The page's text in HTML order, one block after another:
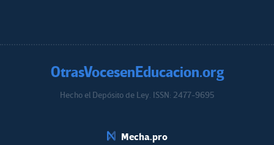
OtrasVocesenEducacion.org
Hecho el Depósito de Ley. ISSN: 2477-9695
Mecha.pro